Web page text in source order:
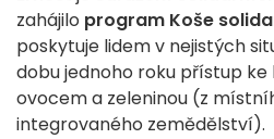
zahájilo program Koše
poskytuje lidem v nejistých
dobu jednoho roku přístup ke
ovocem a zeleninou (z
integrovaného zemědělství).